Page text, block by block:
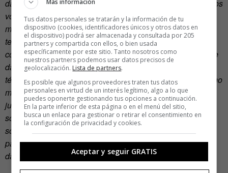
datos más ricos, más medios quirúrgicos para hablar con los
votantes. Se trata de invertir en personas -son casi
mayoritariamente jóvenes- que entienden dónde va la
tecnología y cuál será su potencial en el año 2016 en
comunicaciones, para apuntar al blanco, para la minería de
datos, para conseguir la mayor precisión posible en
términos de persuasión y movilización. […] Sabemos mucho
más sobre el electorado que en 2008. Podíamos hacer
juicios más precisos sobre las actitudes de los votantes,
sobre lo que era importante para ellos individualmente,
sobre quién iba participar y quién no era probable que
participara. Así que teníamos gran confianza en nuestros
datos. Recibí informes cada noche”.
Tus datos personales se tratarán y la información de tu
dispositivo (cookies, identificadores únicos y otros datos en
el dispositivo) podrá ser almacenada y consultada por 205
partners y compartida con ellos, o bien usada
específicamente por este sitio. Tanto nosotros como
nuestros partners podemos usar datos precisos de
geolocalización. Lista de partners.
Es posible que algunos proveedores traten tus datos
personales en virtud de un interés legítimo, algo a lo que
puedes oponerte gestionando tus opciones a continuación.
En la parte inferior de esta página o en el menú del sitio,
busca un enlace para gestionar o retirar el consentimiento en
la configuración de privacidad y cookies.
Aceptar y seguir GRATIS